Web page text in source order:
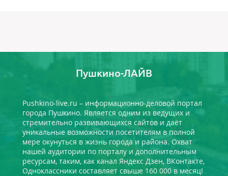
Пушкино-ЛАЙВ
Pushkino-live.ru – информационно-деловой портал
города Пушкино. Является одним из ведущих и
стремительно развивающихся сайтов и даёт
уникальные возможности посетителям в полной
мере окунуться в жизнь города и района. Охват
нашей аудитории по порталу и дополнительным
ресурсам, таким, как канал Яндекс Дзен, ВКонтакте,
Одноклассники составляет свыше 160 000 в месяц!